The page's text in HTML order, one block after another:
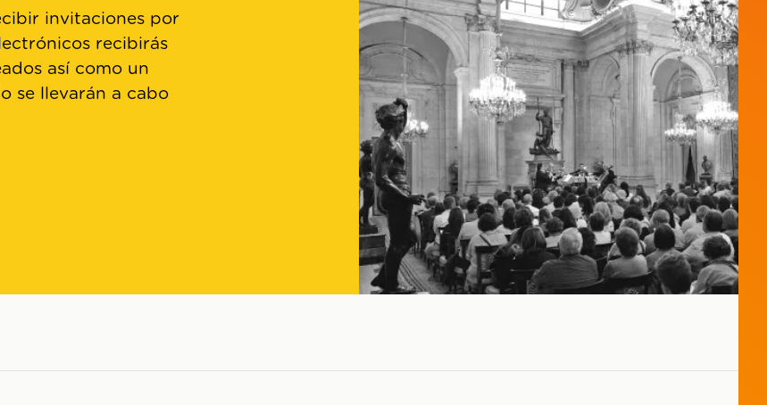
invitaciones por
recibirás
así como un
se llevarán a cabo